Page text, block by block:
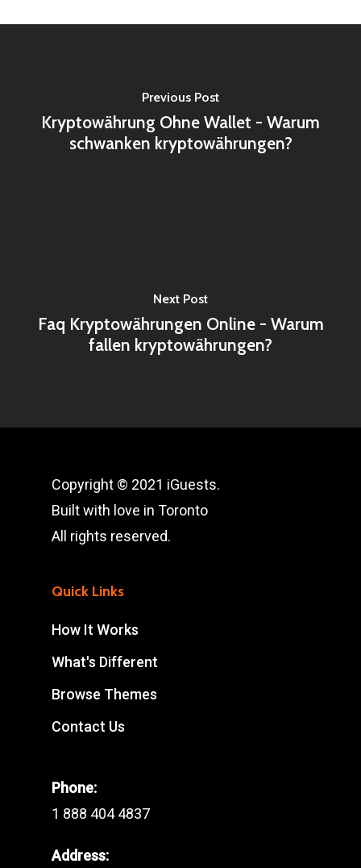
Previous Post
Kryptowährung Ohne Wallet - Warum
schwanken kryptowährungen?
Next Post
Faq Kryptowährungen Online - Warum
fallen kryptowährungen?
Copyright © 2021 iGuests.
Built with love in Toronto
All rights reserved.
Quick Links
How It Works
What's Different
Browse Themes
Contact Us
Phone:
1 888 404 4837
Address: